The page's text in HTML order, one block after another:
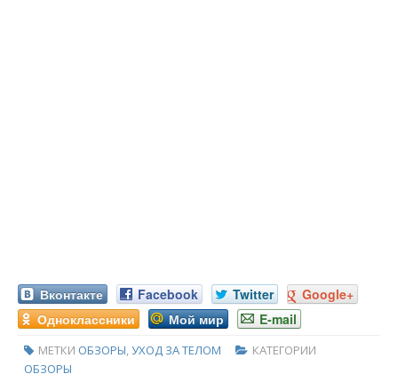
Вконтакте Facebook Twitter
Google+
Одноклассники
Мой мир E-mail
МЕТКИ ОБЗОРЫ,УХОД ЗА ТЕЛОМ
КАТЕГОРИИ
ОБЗОРЫ